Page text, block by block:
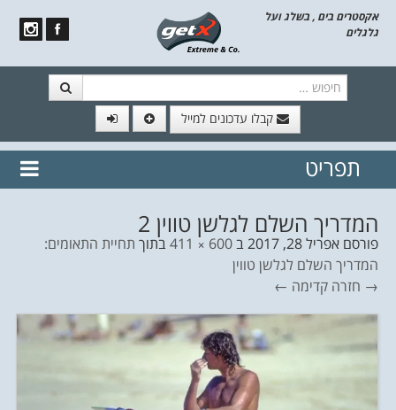
אקסטרים בים , בשלג ועל
גלגלים
קבלו עדכונים למייל
// הצטרף לרשימת תפוצה!
נשמח
תפריט
המדריך השלם לגלשן טווין 2
פורסם אפריל 28, 2017 ב600 × 411 בתוך תחיית התאומים:
המדריך השלם לגלשן טווין
→ חזרה קדימה ←